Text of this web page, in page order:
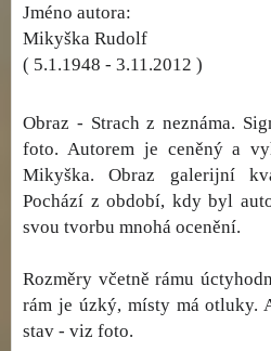
Jméno autora:
Mikyška Rudolf
( 5.1.1948 - 3.11.2012 )
Obraz - Strach z neznáma.
foto. Autorem je ceněný a
Mikyška. Obraz galerijní
Pochází z období, kdy byl
svou tvorbu mnohá ocenění.
Rozměry včetně rámu
rám je úzký, místy má otluky.
stav - viz foto.